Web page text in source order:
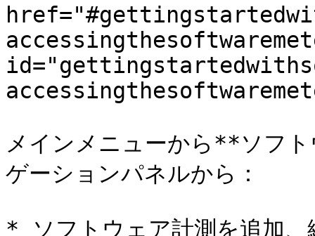
メインメニューから**ソフ
ゲーションパネルから：
* ソフトウェア計測を追加